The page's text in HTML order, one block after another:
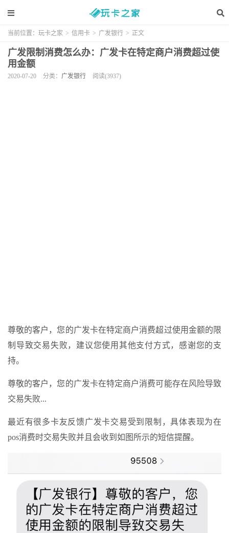
当前位置： 玩卡之家 > 信用卡 > 广发银行 > 正文
广发限制消费怎么办：广发卡在特定商户消费超过使
用金额
2020-07-20 分类： 广发银行 阅读(3937)
尊敬的客户，您的广发卡在特定商户消费超过使用金额的限
制导致交易失败，建议您使用其他支付方式，感谢您的支
持。
尊敬的客户，您的广发卡在特定商户消费可能存在风险导致
交易失败...
最近有很多卡友反馈广发卡交易受到限制，具体表现为在
pos消费时交易失败并且会收到如图所示的短信提醒。